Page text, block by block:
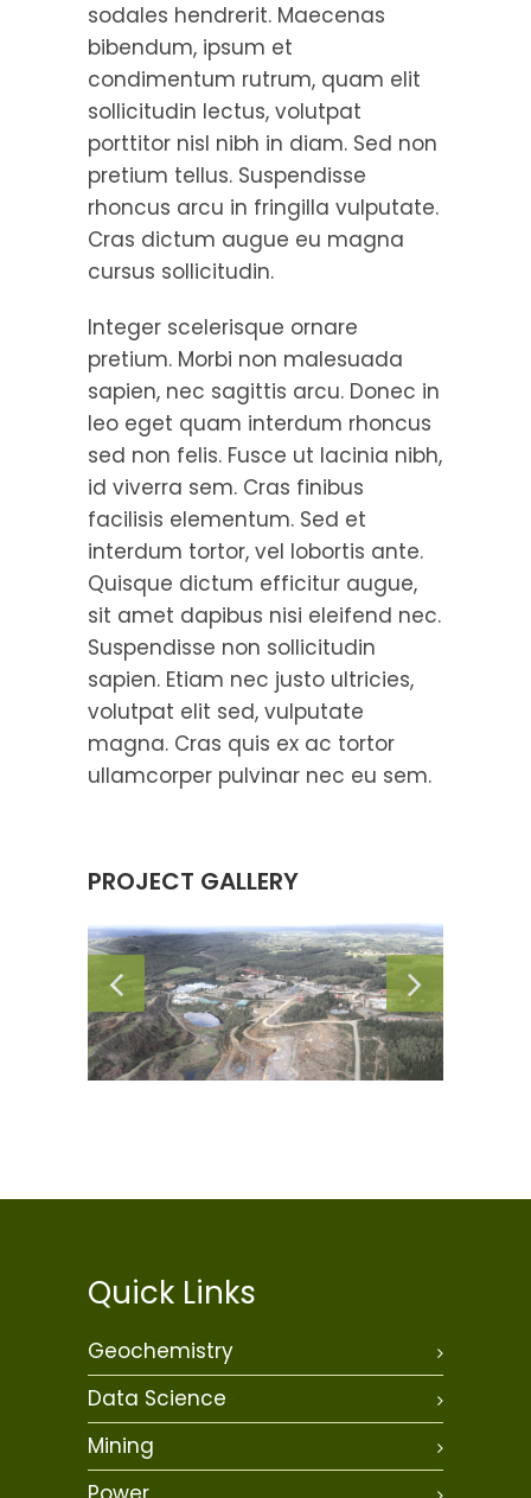
sodales hendrerit. Maecenas
bibendum, ipsum et
condimentum rutrum, quam elit
sollicitudin lectus, volutpat
porttitor nisl nibh in diam. Sed non
pretium tellus. Suspendisse
rhoncus arcu in fringilla vulputate.
Cras dictum augue eu magna
cursus sollicitudin.
Integer scelerisque ornare
pretium. Morbi non malesuada
sapien, nec sagittis arcu. Donec in
leo eget quam interdum rhoncus
sed non felis. Fusce ut lacinia nibh,
id viverra sem. Cras finibus
facilisis elementum. Sed et
interdum tortor, vel lobortis ante.
Quisque dictum efficitur augue,
sit amet dapibus nisi eleifend nec.
Suspendisse non sollicitudin
sapien. Etiam nec justo ultricies,
volutpat elit sed, vulputate
magna. Cras quis ex ac tortor
ullamcorper pulvinar nec eu sem.
PROJECT GALLERY
Quick Links
Geochemistry
Data Science
Mining